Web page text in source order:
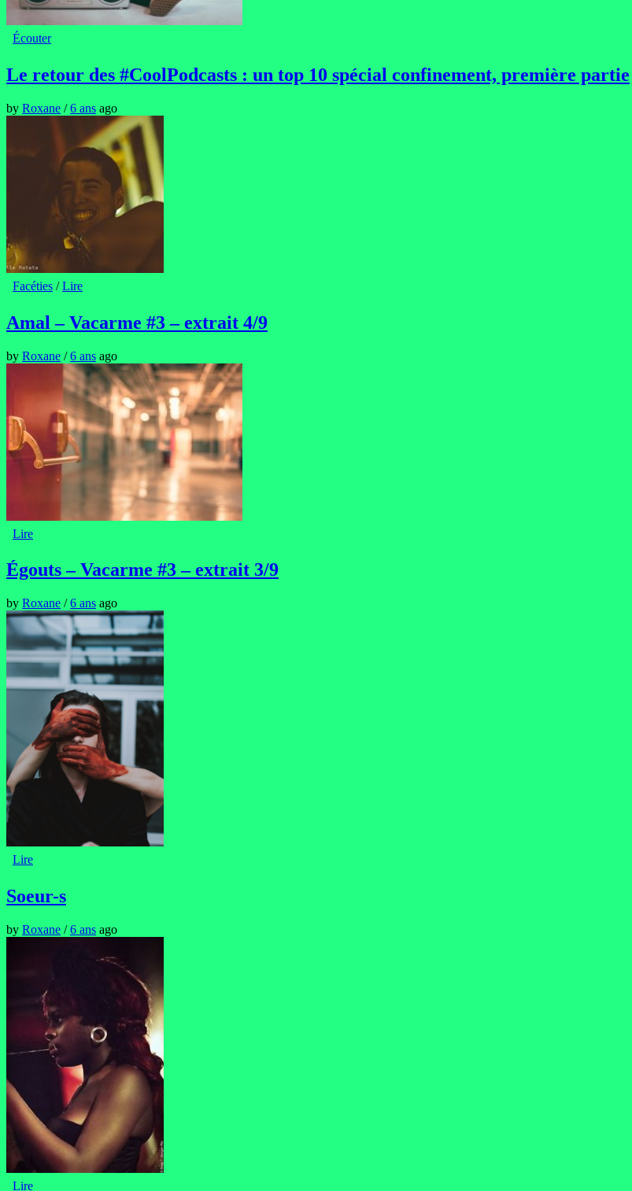
Écouter
Le retour des #CoolPodcasts : un top 10 spécial confinement, première partie
by Roxane /6 ans ago
Facéties /Lire
Amal – Vacarme #3 – extrait 4/9
by Roxane /6 ans ago
Lire
Égouts – Vacarme #3 – extrait 3/9
by Roxane /6 ans ago
Lire
Soeur-s
by Roxane /6 ans ago
Lire